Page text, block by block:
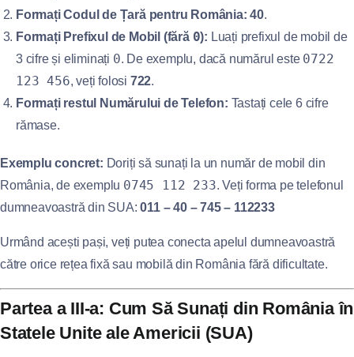
Formați Codul de Țară pentru România: 40.
Formați Prefixul de Mobil (fără 0): Luați prefixul de mobil de
3 cifre și eliminați 0. De exemplu, dacă numărul este 0722
123 456, veți folosi 722.
Formați restul Numărului de Telefon: Tastați cele 6 cifre
rămase.
Exemplu concret: Doriți să sunați la un număr de mobil din
România, de exemplu 0745 112 233. Veți forma pe telefonul
dumneavoastră din SUA:011 – 40 – 745 – 112233
Urmând acești pași, veți putea conecta apelul dumneavoastră
către orice rețea fixă sau mobilă din România fără dificultate.
Partea a III-a: Cum Să Sunați din România în
Statele Unite ale Americii (SUA)